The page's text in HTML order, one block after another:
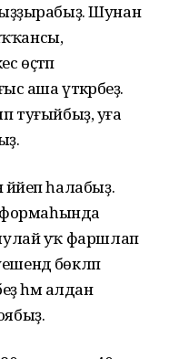
Шунан
өҫтәп
аша үткәрәбеҙ.
туғыйбыҙ, уға
йәйеп һалабыҙ.
формаһында
шулай уҡ фаршлап
бөкләп
һәм алдан